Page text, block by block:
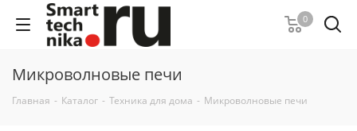
0
Микроволновые печи
Главная - Каталог - Техника для дома - Микроволновые печи